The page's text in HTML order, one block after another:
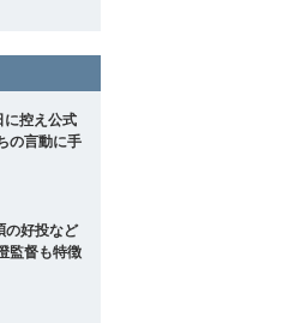
に控え公式
の言動に手
の好投など
監督も特徴